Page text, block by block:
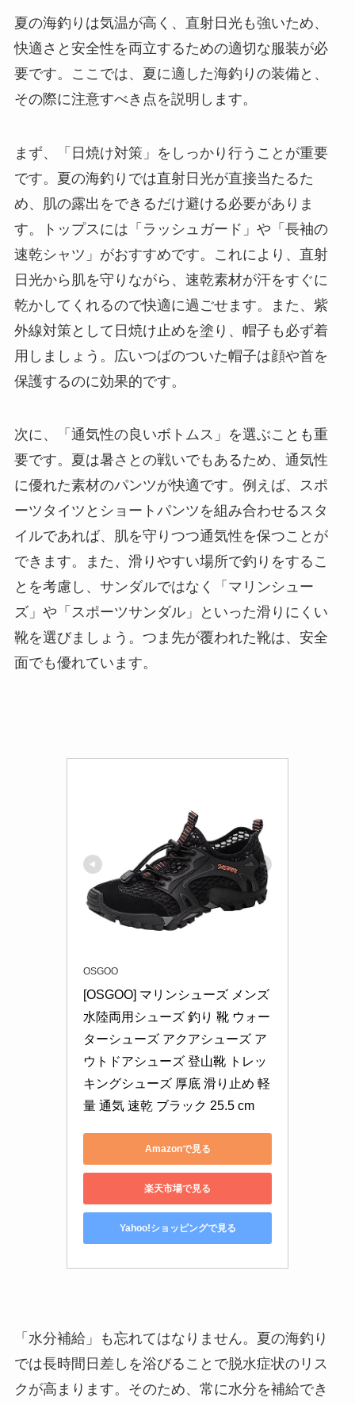
夏の海釣りは気温が高く、直射日光も強いため、
快適さと安全性を両立するための適切な服装が必
要です。ここでは、夏に適した海釣りの装備と、
その際に注意すべき点を説明します。
まず、「日焼け対策」をしっかり行うことが重要
です。夏の海釣りでは直射日光が直接当たるた
め、肌の露出をできるだけ避ける必要がありま
す。トップスには「ラッシュガード」や「長袖の
速乾シャツ」がおすすめです。これにより、直射
日光から肌を守りながら、速乾素材が汗をすぐに
乾かしてくれるので快適に過ごせます。また、紫
外線対策として日焼け止めを塗り、帽子も必ず着
用しましょう。広いつばのついた帽子は顔や首を
保護するのに効果的です。
次に、「通気性の良いボトムス」を選ぶことも重
要です。夏は暑さとの戦いでもあるため、通気性
に優れた素材のパンツが快適です。例えば、スポ
ーツタイツとショートパンツを組み合わせるスタ
イルであれば、肌を守りつつ通気性を保つことが
できます。また、滑りやすい場所で釣りをするこ
とを考慮し、サンダルではなく「マリンシュー
ズ」や「スポーツサンダル」といった滑りにくい
靴を選びましょう。つま先が覆われた靴は、安全
面でも優れています。
OSGOO
[OSGOO] マリンシューズ メンズ
水陸両用シューズ 釣り 靴 ウォー
ターシューズ アクアシューズ ア
ウトドアシューズ 登山靴 トレッ
キングシューズ 厚底 滑り止め 軽
量 通気 速乾 ブラック 25.5 cm
Amazonで見る
楽天市場で見る
Yahoo!ショッピングで見る
「水分補給」も忘れてはなりません。夏の海釣り
では長時間日差しを浴びることで脱水症状のリス
クが高まります。そのため、常に水分を補給でき